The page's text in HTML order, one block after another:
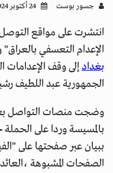
جسور بوست
انتشرت على مواقع
الإعدام التعسفي بالعراق"
بغدادإلى وقف الإعدامات
الجمهورية عبد اللطيف
وضجت منصات التواصل
بالمسيسة وردا على
ببيان عبر صفحتها على
الصفحات المشبوهة